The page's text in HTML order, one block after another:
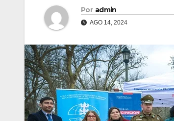
Por admin
AGO 14, 2024